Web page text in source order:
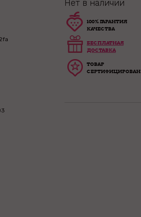
Нет в наличии
100% ГАРАНТИЯ
КАЧЕСТВА
БЕСПЛАТНАЯ
ДОСТАВКА
ТОВАР
СЕРТИФИЦИРОВАН